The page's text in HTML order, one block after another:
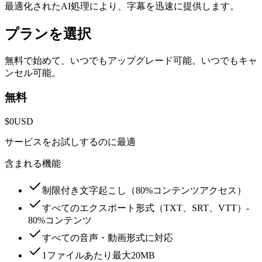
最適化されたAI処理により、字幕を迅速に提供します。
プランを選択
無料で始めて、いつでもアップグレード可能。いつでもキャ
ンセル可能。
無料
$0USD
サービスをお試しするのに最適
含まれる機能
制限付き文字起こし（80%コンテンツアクセス）
すべてのエクスポート形式（TXT、SRT、VTT）-
80%コンテンツ
すべての音声・動画形式に対応
1ファイルあたり最大20MB